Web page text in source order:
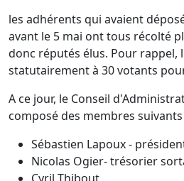
les adhérents qui avaient
avant le 5 mai ont tous récolté
donc réputés élus. Pour rappel,
statutairement à 30 votants
A ce jour, le Conseil
composé des membres suivants
Sébastien Lapoux -
Nicolas Ogier- trésorier